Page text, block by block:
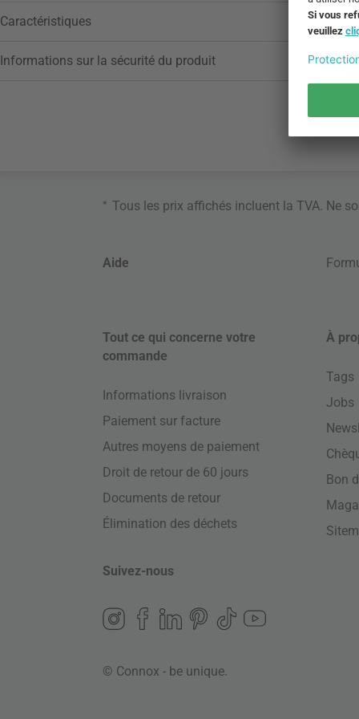
Caractéristiques
Informations sur la sécurité du produit
* Tous les prix affichés incluent la TVA. Ne
Aide
Tout ce qui concerne votre
commande
Informations livraison
Paiement sur facture
Autres moyens de paiement
Droit de retour de 60 jours
Documents de retour
Élimination des déchets
À
Tags
Jobs
Bon
Suivez-nous
© Connox - be unique.